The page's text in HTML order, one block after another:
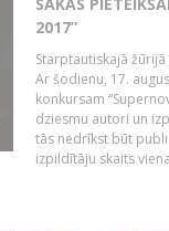
SĀKAS
2017”
Starptautiskajā
Ar šodienu, 17.
konkursam
dziesmu autori un
tās nedrīkst būt
izpildītāju skaits